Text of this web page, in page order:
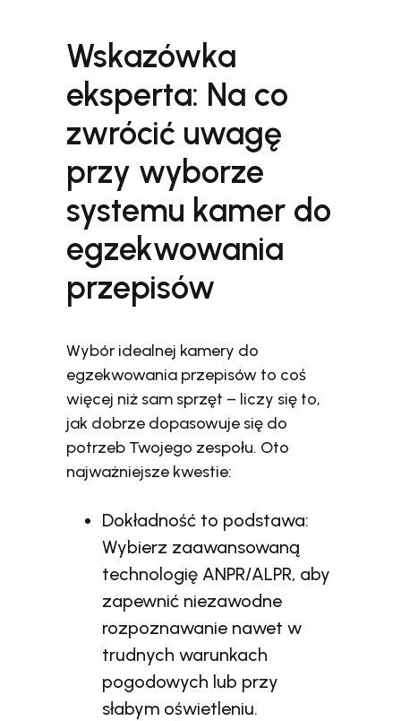
Wskazówka
eksperta: Na co
zwrócić uwagę
przy wyborze
systemu kamer do
egzekwowania
przepisów
Wybór idealnej kamery do
egzekwowania przepisów to coś
więcej niż sam sprzęt – liczy się to,
jak dobrze dopasowuje się do
potrzeb Twojego zespołu. Oto
najważniejsze kwestie:
Dokładność to podstawa:
Wybierz zaawansowaną
technologię ANPR/ALPR, aby
zapewnić niezawodne
rozpoznawanie nawet w
trudnych warunkach
pogodowych lub przy
słabym oświetleniu.